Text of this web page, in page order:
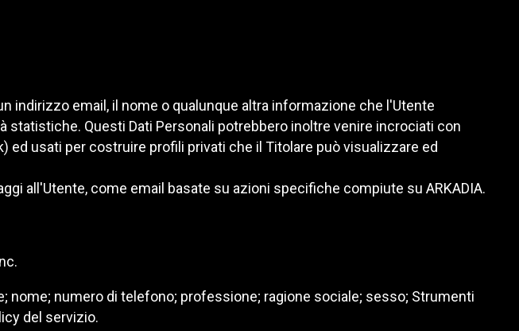
indirizzo email, il nome o qualunque altra informazione che l'Utente
Questi Dati Personali potrebbero inoltre venire incrociati con
usati per costruire profili privati che il Titolare può visualizzare ed
all'Utente, come email basate su azioni specifiche compiute su ARKADIA.
nome; numero di telefono; professione; ragione sociale; sesso; Strumenti
del servizio.